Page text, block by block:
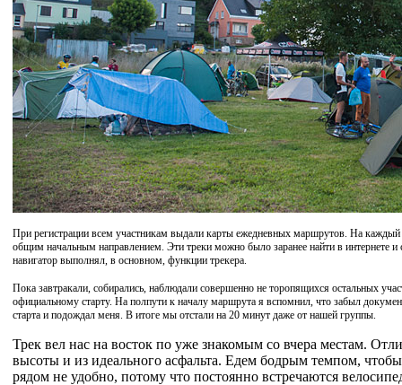
При регистрации всем участникам выдали карты ежедневных маршрутов. На каждый
общим начальным направлением. Эти треки можно было заранее найти в интернете и
навигатор выполнял, в основном, функции трекера.
Пока завтракали, собирались, наблюдали совершенно не торопящихся остальных
официальному старту. На полпути к началу маршрута я вспомнил, что забыл
старта и подождал меня. В итоге мы отстали на 20 минут даже от нашей группы.
Трек вел нас на восток по уже знакомым со вчера местам.
высоты и из идеального асфальта. Едем бодрым темпом,
рядом не удобно, потому что постоянно встречаются